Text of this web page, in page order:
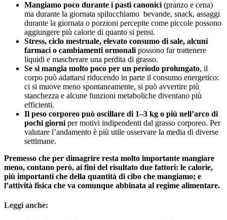
Mangiamo poco durante i pasti canonici (pranzo e cena)
ma durante la giornata spilucchiamo bevande, snack, assaggi
durante la giornata o porzioni percepite come piccole possono
aggiungere più calorie di quanto si pensi.
Stress, ciclo mestruale, elevato consumo di sale, alcuni
farmaci o cambiamenti ormonali possono far trattenere
liquidi e mascherare una perdita di grasso.
Se si mangia molto poco per un periodo prolungato, il
corpo può adattarsi riducendo in parte il consumo energetico:
ci si muove meno spontaneamente, si può avvertire più
stanchezza e alcune funzioni metaboliche diventano più
efficienti.
Il peso corporeo può oscillare di 1–3 kg o più nell’arco di
pochi giorni per motivi indipendenti dal grasso corporeo. Per
valutare l’andamento è più utile osservare la media di diverse
settimane.
Premesso che per dimagrire resta molto importante mangiare
meno, contano però, ai fini del risultato due fattori: le calorie,
più importanti che della quantità di cibo che mangiamo; e
l’attività fisica che va comunque abbinata al regime alimentare.
Leggi anche: